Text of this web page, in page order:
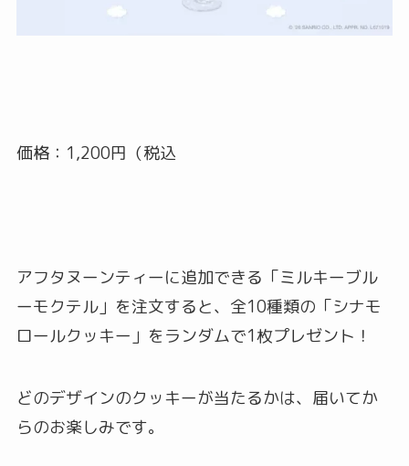
価格：1,200円（税込
アフタヌーンティーに追加できる「ミルキーブル
ーモクテル」を注文すると、全10種類の「シナモ
ロールクッキー」をランダムで1枚プレゼント！
どのデザインのクッキーが当たるかは、届いてか
らのお楽しみです。